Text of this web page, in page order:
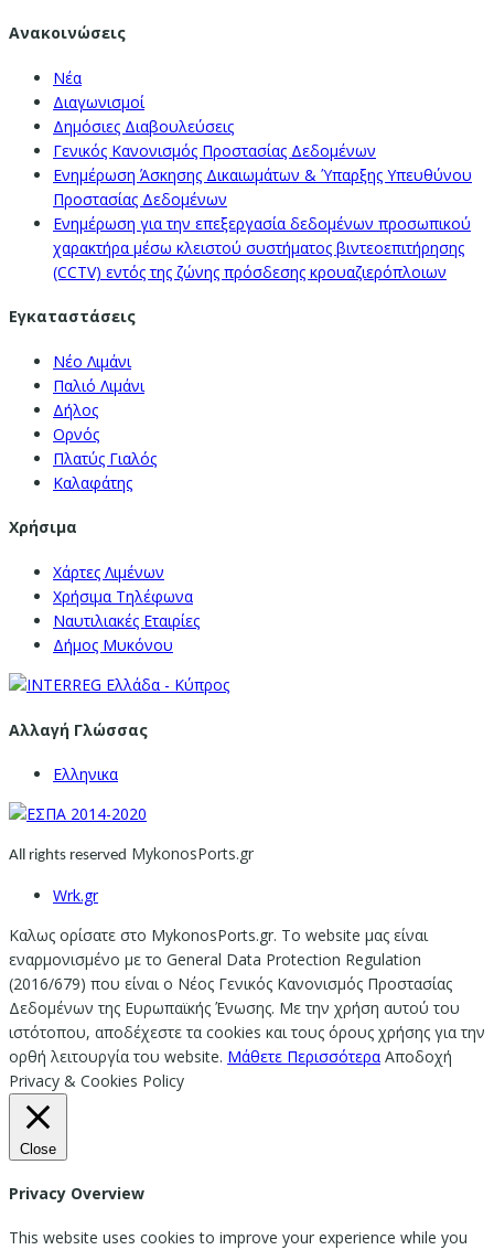
Ανακοινώσεις
Νέα
Διαγωνισμοί
Δημόσιες Διαβουλεύσεις
Γενικός Κανονισμός Προστασίας Δεδομένων
Ενημέρωση Άσκησης Δικαιωμάτων & Ύπαρξης Υπευθύνου
Προστασίας Δεδομένων
Ενημέρωση για την επεξεργασία δεδομένων προσωπικού
χαρακτήρα μέσω κλειστού συστήματος βιντεοεπιτήρησης
(CCTV) εντός της ζώνης πρόσδεσης κρουαζιερόπλοιων
Εγκαταστάσεις
Νέο Λιμάνι
Παλιό Λιμάνι
Δήλος
Ορνός
Πλατύς Γιαλός
Καλαφάτης
Χρήσιμα
Χάρτες Λιμένων
Χρήσιμα Τηλέφωνα
Ναυτιλιακές Εταιρίες
Δήμος Μυκόνου
Αλλαγή Γλώσσας
Ελληνικα
All rights reserved MykonosPorts.gr
Wrk.gr
Καλως ορίσατε στο MykonosPorts.gr. Το website μας είναι
εναρμονισμένο με το General Data Protection Regulation
(2016/679) που είναι ο Νέος Γενικός Κανονισμός Προστασίας
Δεδομένων της Ευρωπαϊκής Ένωσης. Με την χρήση αυτού του
ιστότοπου, αποδέχεστε τα cookies και τους όρους χρήσης για την
ορθή λειτουργία του website. Μάθετε Περισσότερα Αποδοχή
Privacy & Cookies Policy
Close
Privacy Overview
This website uses cookies to improve your experience while you